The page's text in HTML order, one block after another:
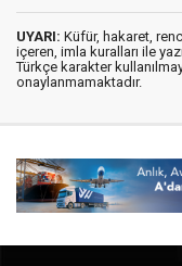
UYARI: Küfür, hakaret,
içeren, imla kuralları ile
Türkçe karakter
onaylanmamaktadır.